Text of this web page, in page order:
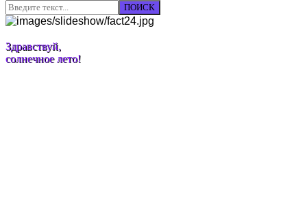
ПОИСК
Здравствуй,
солнечное лето!